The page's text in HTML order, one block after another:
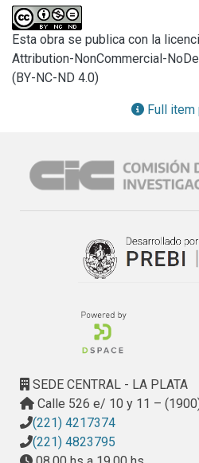
que las ligaban en el pasado se
sosteniendo que debiéramos
técnico de los procesos
expresiones y aspiraciones
propósitos que se fundan en
utópico, en cuya realización,
Esta obra se publica con la
Attribution-NonCommercial-
(BY-NC-ND 4.0)
Full item
SEDE CENTRAL - LA PLATA
Calle 526 e/ 10 y 11 –
(221) 4217374
(221) 4823795